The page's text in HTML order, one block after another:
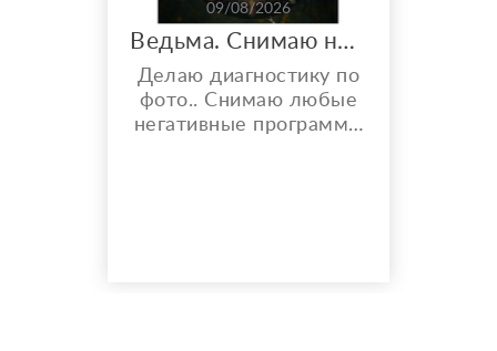
09/08/2026
Ведьма. Снимаю негативные воздействия. Увеличиваю финансовые потоки и многое другое..
Делаю диагностику по
фото.. Снимаю любые
негативные программы